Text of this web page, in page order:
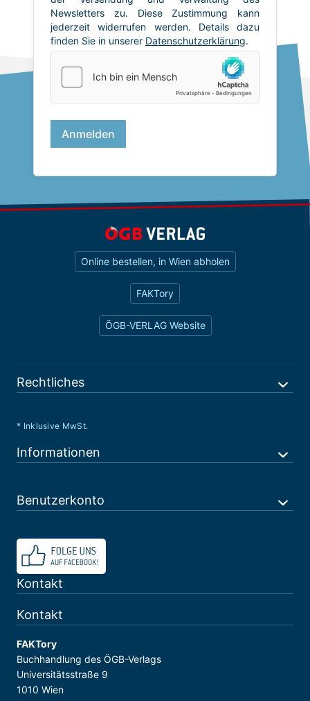
Online bestellen, in Wien abholen
FAKTory
ÖGB-VERLAG Website
Rechtliches
* Inklusive MwSt.
Informationen
Benutzerkonto
Kontakt
Kontakt
FAKTory
Buchhandlung des ÖGB-Verlags
Universitätsstraße 9
1010 Wien